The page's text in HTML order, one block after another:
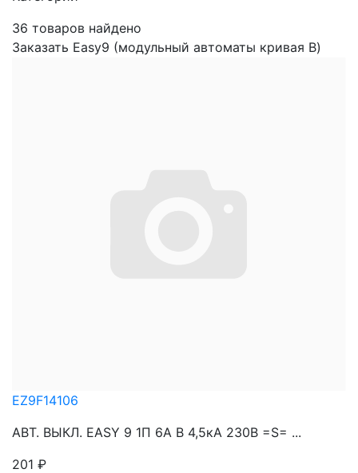
36 товаров найдено
Заказать Easy9 (модульный автоматы кривая В)
EZ9F14106
АВТ. ВЫКЛ. EASY 9 1П 6А В 4,5кА 230В =S= ...
201 ₽